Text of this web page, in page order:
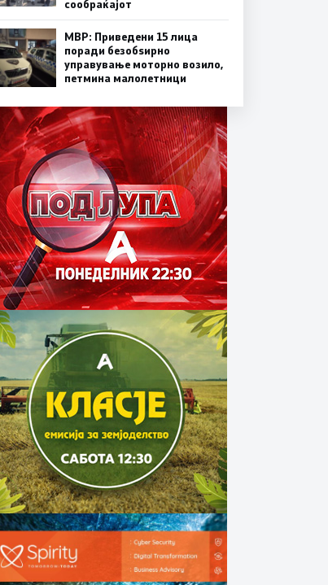
сообраќајот
МВР: Приведени 15 лица
поради безобѕирно
управување моторно возило,
петмина малолетници